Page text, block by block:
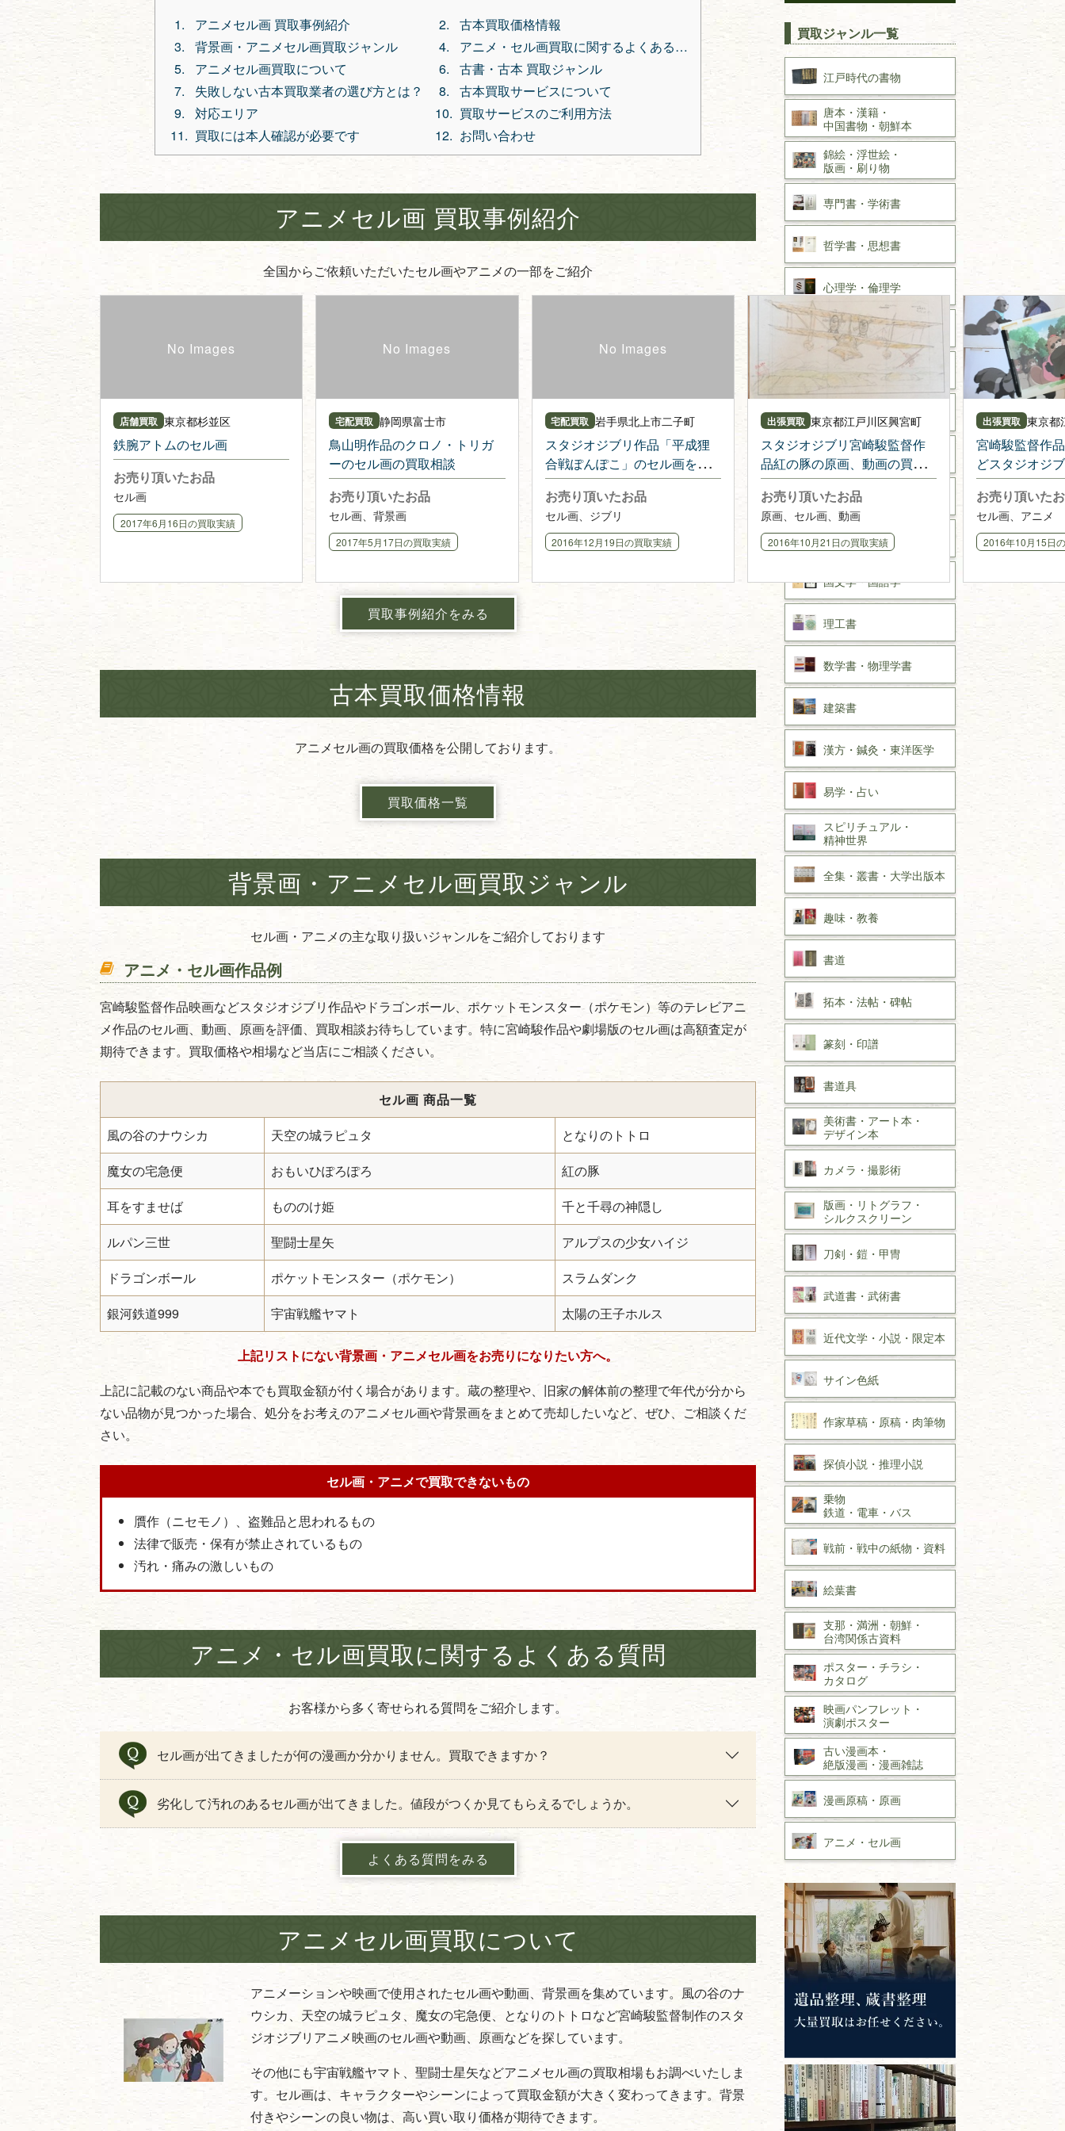
アニメセル画 買取事例紹介
古本買取価格情報
背景画・アニメセル画買取ジャンル
アニメ・セル画買取に関するよくある質
問
アニメセル画買取について
古書・古本 買取ジャンル
失敗しない古本買取業者の選び方とは？
古本買取サービスについて
対応エリア
買取サービスのご利用方法
買取には本人確認が必要です
お問い合わせ
アニメセル画 買取事例紹介
全国からご依頼いただいたセル画やアニメの一部をご紹介
店舗買取 東京都杉並区
鉄腕アトムのセル画
お売り頂いたお品
セル画
2017年6月16日の買取実績
宅配買取 静岡県富士市
鳥山明作品のクロノ・トリガ
ーのセル画の買取相談
お売り頂いたお品
セル画、背景画
2017年5月17日の買取実績
宅配買取 岩手県北上市二子町
スタジオジブリ作品「平成狸
合戦ぽんぽこ」のセル画を宅
配にてお売り頂きました
お売り頂いたお品
セル画、ジブリ
2016年12月19日の買取実績
出張買取 東京都江戸川区興宮町
スタジオジブリ宮崎駿監督作
品紅の豚の原画、動画の買取
相談をいただきました
お売り頂いたお品
原画、セル画、動画
2016年10月21日の買取実績
出張買取 東京都
宮崎駿監督作
どスタジオジ
画を出張・評
した
お売り頂いた
セル画、アニメ
2016年10月15日
買取事例紹介をみる
古本買取価格情報
アニメセル画の買取価格を公開しております。
買取価格一覧
背景画・アニメセル画買取ジャンル
セル画・アニメの主な取り扱いジャンルをご紹介しております
アニメ・セル画作品例
宮崎駿監督作品映画などスタジオジブリ作品やドラゴンボール、ポケットモンスター（ポケモン）等のテレビアニ
メ作品のセル画、動画、原画を評価、買取相談お待ちしています。特に宮崎駿作品や劇場版のセル画は高額査定が
期待できます。買取価格や相場など当店にご相談ください。
セル画 商品一覧
風の谷のナウシカ
天空の城ラピュタ
となりのトトロ
魔女の宅急便
おもいひぽろぽろ
紅の豚
耳をすませば
もののけ姫
千と千尋の神隠し
ルパン三世
聖闘士星矢
アルプスの少女ハイジ
ドラゴンボール
ポケットモンスター（ポケモン）
スラムダンク
銀河鉄道999
宇宙戦艦ヤマト 太陽の王子ホルス
上記リストにない背景画・アニメセル画をお売りになりたい方へ。
上記に記載のない商品や本でも買取金額が付く場合があります。蔵の整理や、旧家の解体前の整理で年代が分から
ない品物が見つかった場合、処分をお考えのアニメセル画や背景画をまとめて売却したいなど、ぜひ、ご相談くだ
さい。
セル画・アニメで買取できないもの
贋作（ニセモノ）、盗難品と思われるもの
法律で販売・保有が禁止されているもの
汚れ・痛みの激しいもの
アニメ・セル画買取に関する よくある質問
お客様から多く寄せられる質問をご紹介します。
セル画が出てきましたが何の漫画か分かりません。買取できますか？
劣化して汚れのあるセル画が出てきました。値段がつくか見てもらえるでしょうか。
よくある質問をみる
アニメセル画買取について
アニメーションや映画で使用されたセル画や動画、背景画を集めています。風の谷のナ
ウシカ、天空の城ラピュタ、魔女の宅急便、となりのトトロなど宮崎駿監督制作のスタ
ジオジブリアニメ映画のセル画や動画、原画などを探しています。
その他にも宇宙戦艦ヤマト、聖闘士星矢などアニメセル画の買取相場もお調べいたしま
す。セル画は、キャラクターやシーンによって買取金額が大きく変わってきます。背景
付きやシーンの良い物は、高い買い取り価格が期待できます。
買取ジャンル一覧
江戸時代の書物
唐本・漢籍・
中国書物・朝鮮本
錦絵・浮世絵・
版画・刷り物
専門書・ 学術書
哲学書・思想書
心理学・倫理学
仏教書
神道・神社仏閣
イスラム教
キリスト教
歴史書
世界史・
戦記・戦史
国文学・国語学
理工書
数学書・ 物理学書
建築書
漢方・ 鍼灸・ 東洋医学
易学・ 占い
スピリチュアル・
精神世界
全集・ 叢書・ 大学出版本
趣味・ 教養
書道
拓本・法帖・ 碑帖
篆刻・印譜
書道具
美術書・アート本・
デザイン本
カメラ・撮影術
版画・リトグラフ・
シルクスクリーン
刀剣・ 鎧・ 甲冑
武道書・ 武術書
近代文学・ 小説・限定本
サイン色紙
作家草稿・原稿・ 肉筆物
探偵小説・ 推理小説
乗物
鉄道・ 電車・ バス
戦前・戦中の紙物・資料
絵葉書
支那・満洲・朝鮮・
台湾関係古資料
ポスター・チラシ・
カタログ
映画パンフレット・
演劇ポスター
古い漫画本・
絶版漫画・漫画雑誌
漫画原稿・ 原画
アニメ・ セル画